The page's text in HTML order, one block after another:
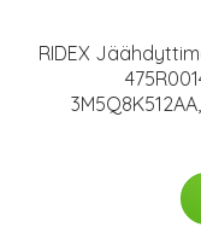
RIDEX